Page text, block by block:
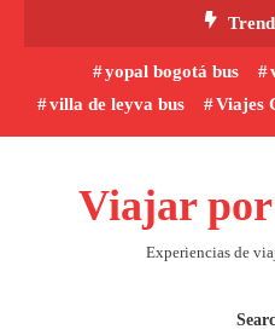
yopal bogotá bus
villa de leyva bus
Viajes
Viajar
Experiencias de